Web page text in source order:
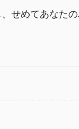
せめてあなた